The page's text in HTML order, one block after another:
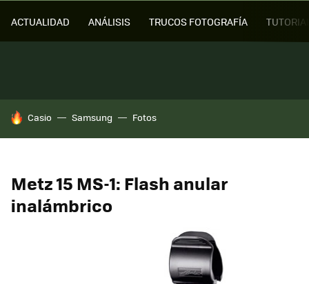
ACTUALIDAD ANÁLISIS TRUCOS FOTOGRAFÍA
HOY SE HABLA DE
Casio Samsung Fotos
Metz 15 MS-1: Flash anular
inalámbrico